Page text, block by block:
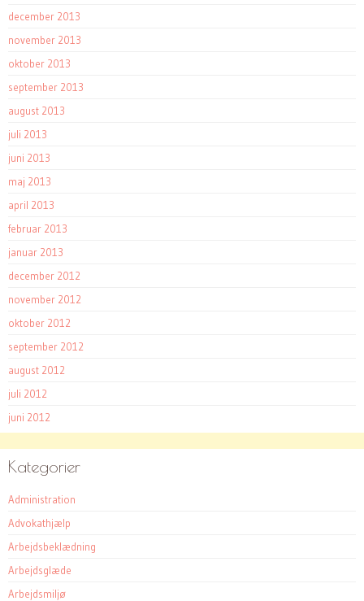
december 2013
november 2013
oktober 2013
september 2013
august 2013
juli 2013
juni 2013
maj 2013
april 2013
februar 2013
januar 2013
december 2012
november 2012
oktober 2012
september 2012
august 2012
juli 2012
juni 2012
Kategorier
Administration
Advokathjælp
Arbejdsbeklædning
Arbejdsglæde
Arbejdsmiljø